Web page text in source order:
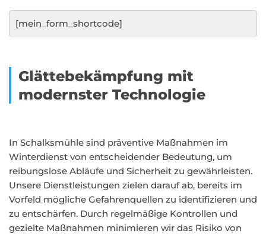
[mein_form_shortcode]
Glättebekämpfung mit
modernster Technologie
In Schalksmühle sind präventive Maßnahmen im
Winterdienst von entscheidender Bedeutung, um
reibungslose Abläufe und Sicherheit zu gewährleisten.
Unsere Dienstleistungen zielen darauf ab, bereits im
Vorfeld mögliche Gefahrenquellen zu identifizieren und
zu entschärfen. Durch regelmäßige Kontrollen und
gezielte Maßnahmen minimieren wir das Risiko von